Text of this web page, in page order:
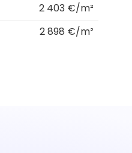
2 403 €/m²
2 898 €/m²